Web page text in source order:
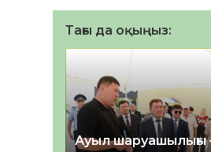
Тағы да оқыңыз:
Ауыл шаруашылығы